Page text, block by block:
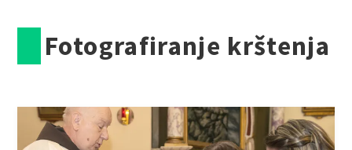
Fotografiranje krštenja